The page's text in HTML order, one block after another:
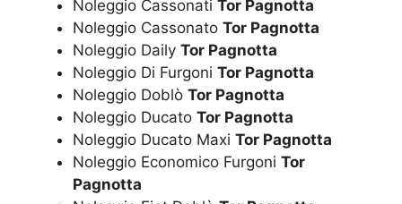
Noleggio Cassonati Tor Pagnotta
Noleggio Cassonato Tor Pagnotta
Noleggio Daily Tor Pagnotta
Noleggio Di Furgoni Tor Pagnotta
Noleggio Doblò Tor Pagnotta
Noleggio Ducato Tor Pagnotta
Noleggio Ducato Maxi Tor Pagnotta
Noleggio Economico Furgoni Tor
Pagnotta